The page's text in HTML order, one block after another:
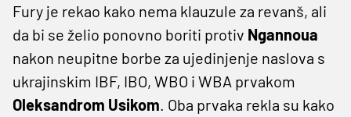
Fury je rekao kako nema klauzule za revanš, ali
da bi se želio ponovno boriti protiv Ngannoua
nakon neupitne borbe za ujedinjenje naslova s
ukrajinskim IBF, IBO, WBO i WBA prvakom
Oleksandrom Usikom. Oba prvaka rekla su kako